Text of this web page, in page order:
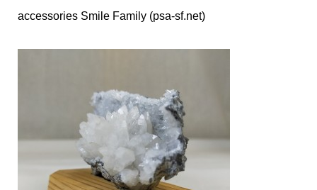
accessories Smile Family (psa-sf.net)